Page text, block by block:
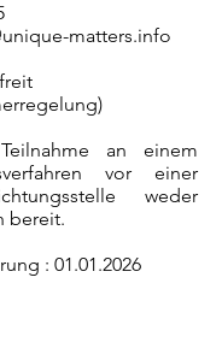
matters.info
an einem
vor einer
weder
bereit.
: 01.01.2026